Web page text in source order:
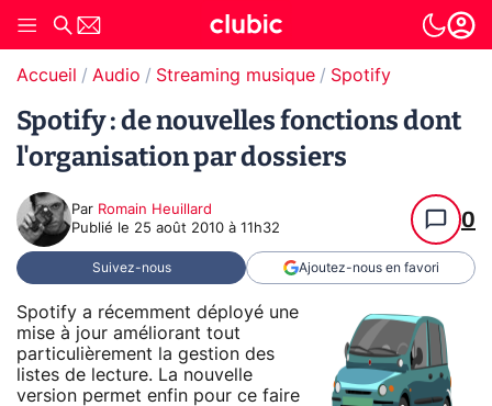
Accueil Audio Streaming musique Spotify
Spotify : de nouvelles fonctions dont
l'organisation par dossiers
Par Romain Heuillard
Publié le 25 août 2010 à 11h32 0
Suivez-nous Ajoutez-nous en favori
Spotify a récemment déployé une
mise à jour améliorant tout
particulièrement la gestion des
listes de lecture. La nouvelle
version permet enfin pour ce faire